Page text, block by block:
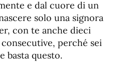
e dal cuore di un
solo una signora
con te anche dieci
perché sei
basta questo.